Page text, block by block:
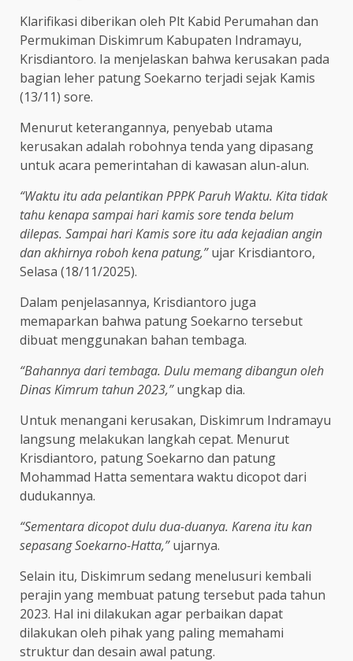
Klarifikasi diberikan oleh Plt Kabid Perumahan dan
Permukiman Diskimrum Kabupaten Indramayu,
Krisdiantoro. Ia menjelaskan bahwa kerusakan pada
bagian leher patung Soekarno terjadi sejak Kamis
(13/11) sore.
Menurut keterangannya, penyebab utama
kerusakan adalah robohnya tenda yang dipasang
untuk acara pemerintahan di kawasan alun-alun.
“Waktu itu ada pelantikan PPPK Paruh Waktu. Kita tidak
tahu kenapa sampai hari kamis sore tenda belum
dilepas. Sampai hari Kamis sore itu ada kejadian angin
dan akhirnya roboh kena patung,”ujar Krisdiantoro,
Selasa (18/11/2025).
Dalam penjelasannya, Krisdiantoro juga
memaparkan bahwa patung Soekarno tersebut
dibuat menggunakan bahan tembaga.
“Bahannya dari tembaga. Dulu memang dibangun oleh
Dinas Kimrum tahun 2023,”ungkap dia.
Untuk menangani kerusakan, Diskimrum Indramayu
langsung melakukan langkah cepat. Menurut
Krisdiantoro, patung Soekarno dan patung
Mohammad Hatta sementara waktu dicopot dari
dudukannya.
“Sementara dicopot dulu dua-duanya. Karena itu kan
sepasang Soekarno-Hatta,”ujarnya.
Selain itu, Diskimrum sedang menelusuri kembali
perajin yang membuat patung tersebut pada tahun
2023. Hal ini dilakukan agar perbaikan dapat
dilakukan oleh pihak yang paling memahami
struktur dan desain awal patung.